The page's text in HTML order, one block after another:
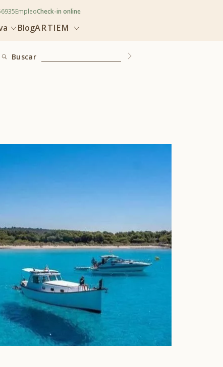
BlogARTIEM
Check-in online
Empleo
Buscar